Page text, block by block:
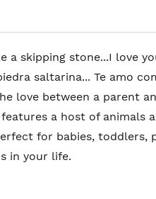
a skipping stone...I love
saltarina... Te amo
love between a parent
a host of animals
for babies, toddlers,
in your life.